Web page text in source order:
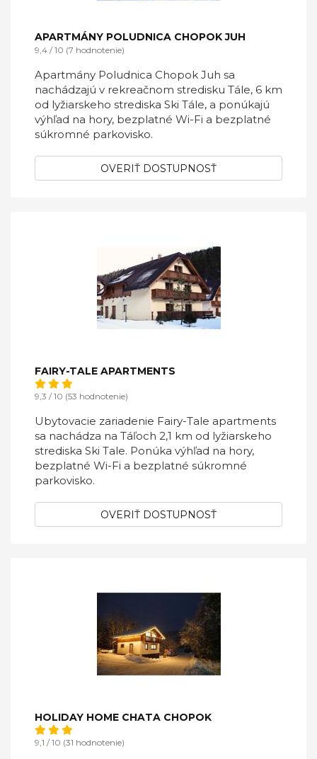
APARTMÁNY POLUDNICA CHOPOK JUH
9,4 / 10 (7 hodnotenie)
Apartmány Poludnica Chopok Juh sa
nachádzajú v rekreačnom stredisku Tále, 6 km
od lyžiarskeho strediska Ski Tále, a ponúkajú
výhľad na hory, bezplatné Wi-Fi a bezplatné
súkromné parkovisko.
OVERIŤ DOSTUPNOSŤ
FAIRY-TALE APARTMENTS
9,3 / 10 (53 hodnotenie)
Ubytovacie zariadenie Fairy-Tale apartments
sa nachádza na Táľoch 2,1 km od lyžiarskeho
strediska Ski Tale. Ponúka výhľad na hory,
bezplatné Wi-Fi a bezplatné súkromné
parkovisko.
OVERIŤ DOSTUPNOSŤ
HOLIDAY HOME CHATA CHOPOK
9,1 / 10 (31 hodnotenie)